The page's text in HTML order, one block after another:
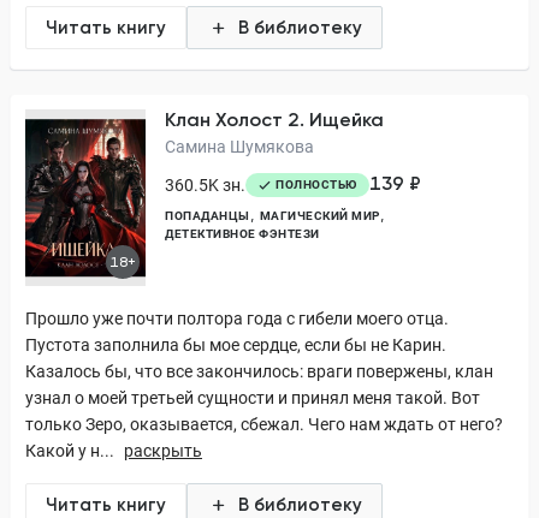
Читать книгу В библиотеку
18+
Клан Холост 2. Ищейка
Самина Шумякова
360.5K зн.
ПОЛНОСТЬЮ 139 ₽
ПОПАДАНЦЫ
МАГИЧЕСКИЙ МИР
ДЕТЕКТИВНОЕ ФЭНТЕЗИ
Прошло уже почти полтора года с гибели моего отца.
Пустота заполнила бы мое сердце, если бы не Карин.
Казалось бы, что все закончилось: враги повержены, клан
узнал о моей третьей сущности и принял меня такой. Вот
только Зеро, оказывается, сбежал. Чего нам ждать от него?
Какой у н...
раскрыть
Читать книгу В библиотеку